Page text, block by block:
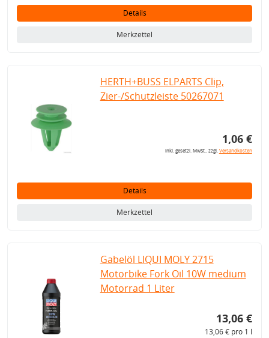
Details
Merkzettel
HERTH+BUSS ELPARTS Clip,
Zier-/Schutzleiste 50267071
1,06 €
inkl. gesetzl. MwSt., zzgl.Versandkosten
Details
Merkzettel
Gabelöl LIQUI MOLY 2715
Motorbike Fork Oil 10W medium
Motorrad 1 Liter
13,06 €
13,06 € pro 1 l